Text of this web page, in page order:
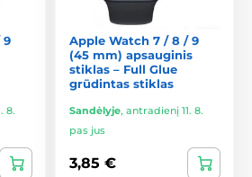
9
8.
Apple Watch 7 / 8 / 9
(45 mm) apsauginis
stiklas – Full Glue
grūdintas stiklas
Sandėlyje, antradienį 11. 8.
pas jus
3,85 €